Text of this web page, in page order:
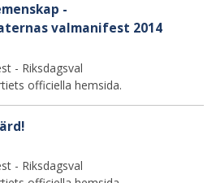
-
valmanifest 2014
- Riksdagsval
officiella hemsida.
- Riksdagsval